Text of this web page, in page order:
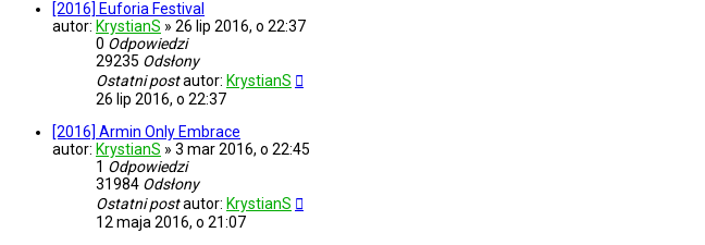
[2016] Euforia Festival
autor: KrystianS » 26 lip 2016, o 22:37
0 Odpowiedzi
29235 Odsłony
Ostatni postautor: KrystianS
26 lip 2016, o 22:37
[2016] Armin Only Embrace
autor: KrystianS » 3 mar 2016, o 22:45
1 Odpowiedzi
31984 Odsłony
Ostatni postautor: KrystianS
12 maja 2016, o 21:07